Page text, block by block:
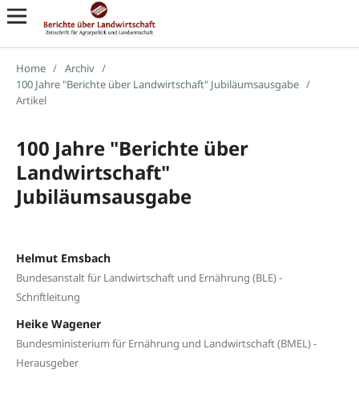
Home / Archiv /
100 Jahre "Berichte über Landwirtschaft" Jubiläumsausgabe /
Artikel
100 Jahre "Berichte über
Landwirtschaft"
Jubiläumsausgabe
Helmut Emsbach
Bundesanstalt für Landwirtschaft und Ernährung (BLE) -
Schriftleitung
Heike Wagener
Bundesministerium für Ernährung und Landwirtschaft (BMEL) -
Herausgeber